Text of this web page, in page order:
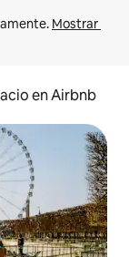
Mostrar
en Airbnb